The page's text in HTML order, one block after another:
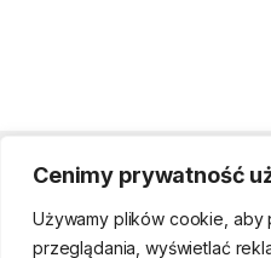
Cenimy prywatność
Używamy plików cookie, aby
przeglądania, wyświetlać
Strefa klienta